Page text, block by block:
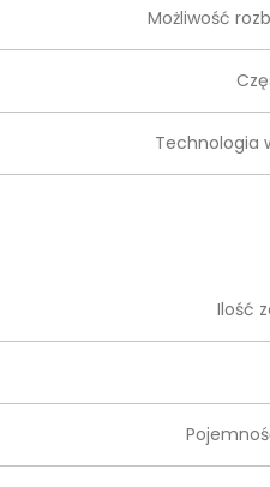
Możliwość
Technologia
Ilość